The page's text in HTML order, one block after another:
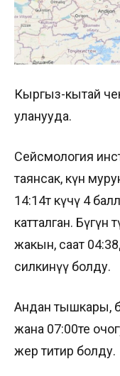
Кыргыз-кытай
уланууда.
Сейсмология
таянсак, күн
14:14тө күчү 4
катталган. Бүгүн
жакын, саат
силкинүү болду.
Андан тышкары,
жана 07:00те
жер титирөө болду.